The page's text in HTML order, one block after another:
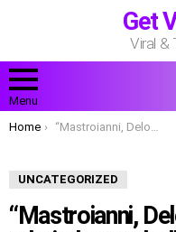
Get
Viral &
Menu
You are here:
Home “Mastroianni, Delon y Belmondo admiraban su belleza”: ¡La estrella de 85 años ha envejecido y ahora es completamente irreconocible!
UNCATEGORIZED
“Mastroianni,